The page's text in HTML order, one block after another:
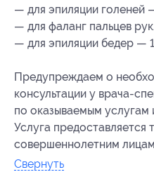
— для эпиляции голеней
— для фаланг пальцев
— для эпиляции бедер —
Предупреждаем о
консультации у врача-
по оказываемым услугам
Услуга предоставляется
совершеннолетним
Свернуть